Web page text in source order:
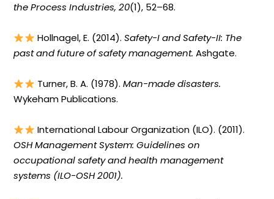
the Process Industries, 20(1), 52–68.
Hollnagel, E. (2014). Safety-I and Safety-II: The
past and future of safety management. Ashgate.
Turner, B. A. (1978). Man-made disasters.
Wykeham Publications.
International Labour Organization (ILO). (2011).
OSH Management System: Guidelines on
occupational safety and health management
systems (ILO-OSH 2001).